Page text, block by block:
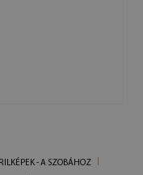
- A SZOBÁHOZ